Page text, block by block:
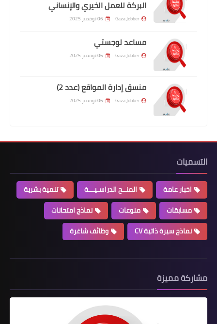
البركة للعمل الخيري والإنساني
Gaza Jobber 06 نوفمبر 2025
مساعد لوجستي
Gaza Jobber 06 نوفمبر 2025
منسق إدارة المواقع (عدد 2)
Gaza Jobber 06 نوفمبر 2025
التسميات
اخبار عامة المنــح الدراسـيـــة
تنمية بشرية
مسابقات
منوعات
نماذج امتحانات
نماذج سيرة ذاتية CV
وظائف شاغرة
مشاركة مميزة